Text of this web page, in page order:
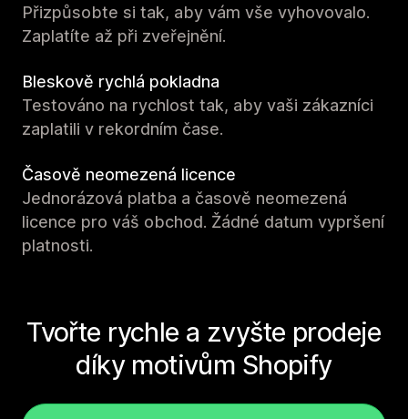
Přizpůsobte si tak, aby vám vše vyhovovalo.
Zaplatíte až při zveřejnění.
Bleskově rychlá pokladna
Testováno na rychlost tak, aby vaši zákazníci
zaplatili v rekordním čase.
Časově neomezená licence
Jednorázová platba a časově neomezená
licence pro váš obchod. Žádné datum vypršení
platnosti.
Tvořte rychle a zvyšte prodeje
díky motivům Shopify